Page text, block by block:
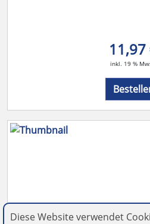
11,97
inkl. 19 %
Diese Website verwendet